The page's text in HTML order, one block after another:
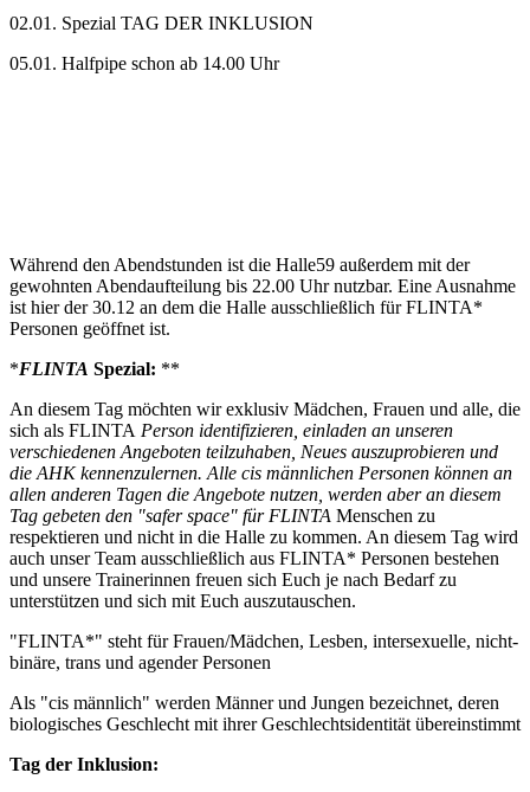
02.01. Spezial TAG DER INKLUSION
05.01. Halfpipe schon ab 14.00 Uhr
Während den Abendstunden ist die Halle59 außerdem mit der
gewohnten Abendaufteilung bis 22.00 Uhr nutzbar. Eine Ausnahme
ist hier der 30.12 an dem die Halle ausschließlich für FLINTA*
Personen geöffnet ist.
*FLINTA Spezial: **
An diesem Tag möchten wir exklusiv Mädchen, Frauen und alle, die
sich als FLINTA Person identifizieren, einladen an unseren
verschiedenen Angeboten teilzuhaben, Neues auszuprobieren und
die AHK kennenzulernen. Alle cis männlichen Personen können an
allen anderen Tagen die Angebote nutzen, werden aber an diesem
Tag gebeten den "safer space" für FLINTA Menschen zu
respektieren und nicht in die Halle zu kommen. An diesem Tag wird
auch unser Team ausschließlich aus FLINTA* Personen bestehen
und unsere Trainerinnen freuen sich Euch je nach Bedarf zu
unterstützen und sich mit Euch auszutauschen.
"FLINTA*" steht für Frauen/Mädchen, Lesben, intersexuelle, nicht-
binäre, trans und agender Personen
Als "cis männlich" werden Männer und Jungen bezeichnet, deren
biologisches Geschlecht mit ihrer Geschlechtsidentität übereinstimmt
Tag der Inklusion: